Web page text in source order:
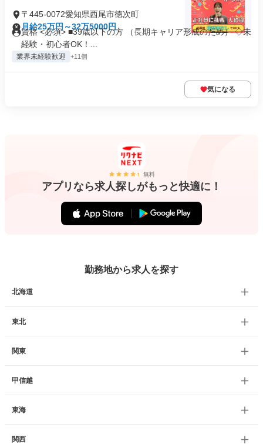
〒445-0072愛知県西尾市徳次町
月給25万円～32万5000円
資格 <必須> ■39歳以下の方 （長期キャリア形成のため） ◇未
経験・初心者OK！...
業界未経験歓迎 +11個
気になる
無料
アプリなら求人探しがもっと快適に！
勤務地から求人を探す
北海道
東北
関東
甲信越
東海
関西